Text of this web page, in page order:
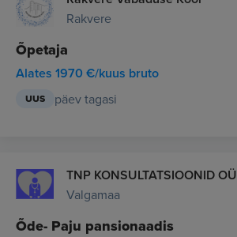
Rakvere
Õpetaja
Alates 1970 €/kuus bruto
UUS päev tagasi
TNP KONSULTATSIOONID OÜ
Valgamaa
Õde- Paju pansionaadis